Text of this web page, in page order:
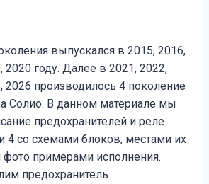
выпускался в 2015, 2016,
2020 году. Далее в 2021, 2022,
2026 производилось 4 поколение
Солио. В данном материале мы
предохранителей и реле
4 со схемами блоков, местами их
примерами исполнения.
предохранитель